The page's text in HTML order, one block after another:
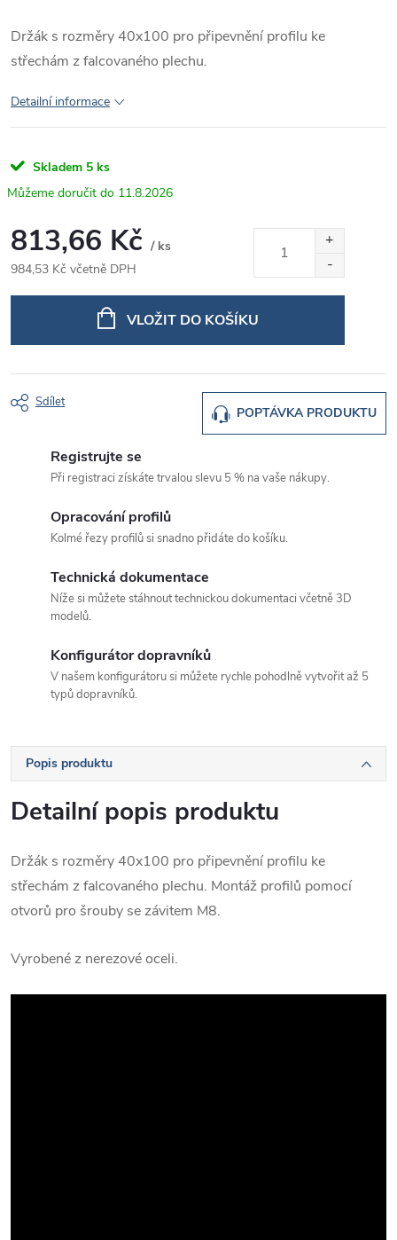
Držák s rozměry 40x100 pro připevnění profilu ke
střechám z falcovaného plechu.
Detailní informace
Skladem 5 ks
11.8.2026
813,66 Kč / ks
984,53 Kč včetně DPH
VLOŽIT DO KOŠÍKU
POPTÁVKA PRODUKTU
Sdílet
Registrujte se
Při registraci získáte trvalou slevu 5 % na vaše nákupy.
Opracování profilů
Kolmé řezy profilů si snadno přidáte do košíku.
Technická dokumentace
Níže si můžete stáhnout technickou dokumentaci včetně 3D
modelů.
Konfigurátor dopravníků
V našem konfigurátoru si můžete rychle pohodlně vytvořit až 5
typů dopravníků.
Popis produktu
Detailní popis produktu
Držák s rozměry 40x100 pro připevnění profilu ke
střechám z falcovaného plechu. Montáž profilů pomocí
otvorů pro šrouby se závitem M8.
Vyrobené z nerezové oceli.